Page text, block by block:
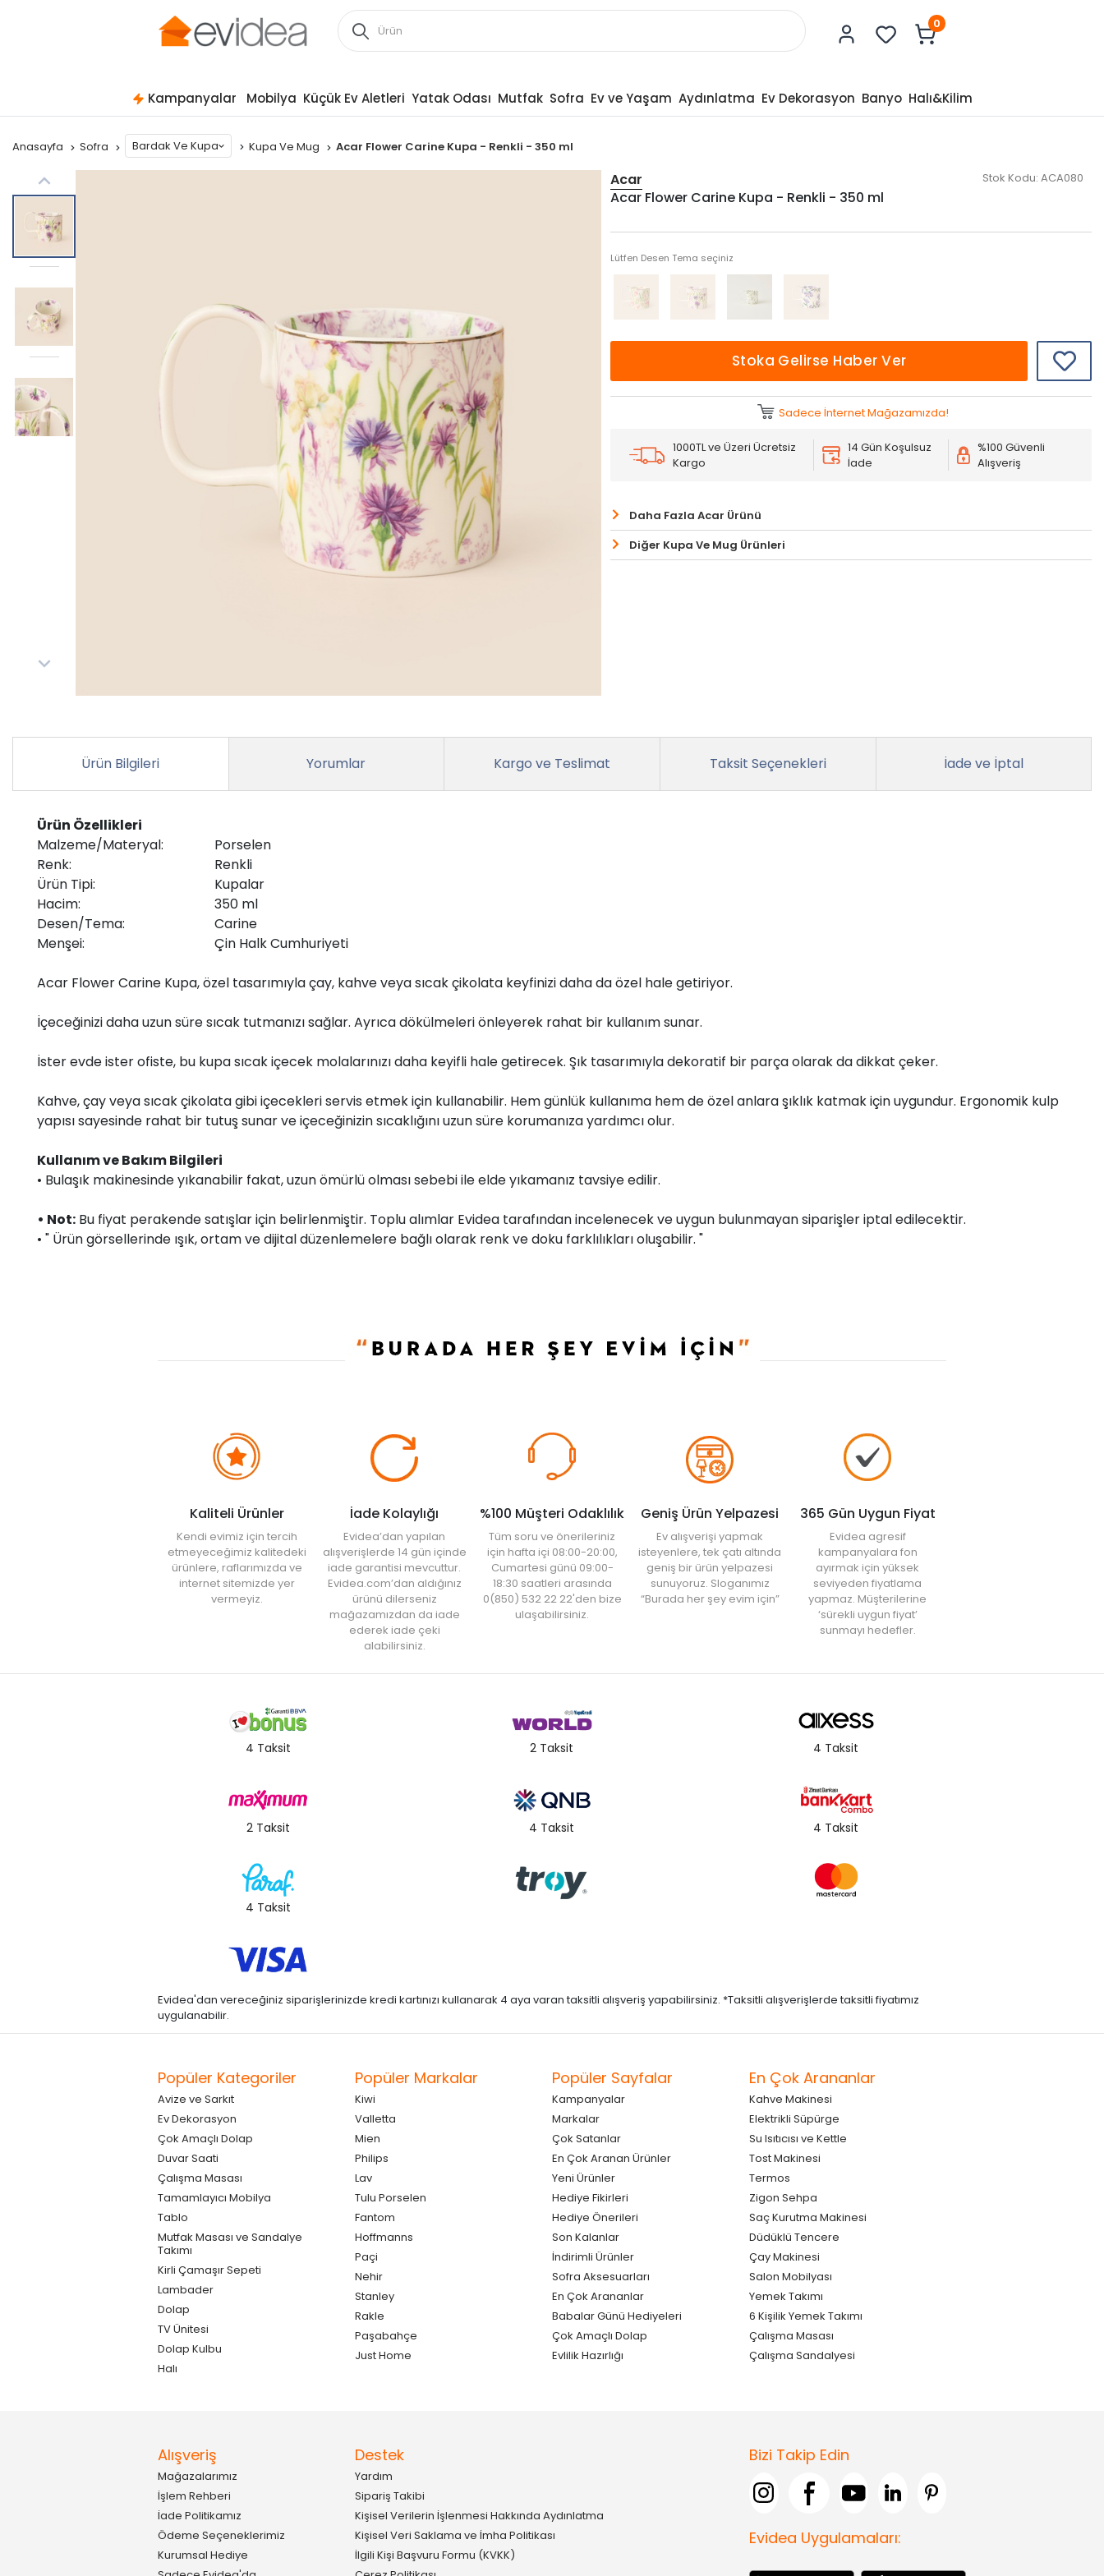
0
Kampanyalar Mobilya Küçük Ev Aletleri Yatak Odası Mutfak Sofra Ev ve Yaşam Aydınlatma Ev Dekorasyon Banyo Halı&Kilim
Anasayfa Sofra Bardak Ve Kupa Kupa Ve Mug Acar Flower Carine Kupa - Renkli - 350 ml
Acar Stok Kodu: ACA080
Acar Flower Carine Kupa - Renkli - 350 ml
Lütfen Desen Tema seçiniz
Stoka Gelirse Haber Ver
Sadece İnternet Mağazamızda!
1000TL ve Üzeri Ücretsiz
Kargo
14 Gün Koşulsuz
İade
%100 Güvenli
Alışveriş
Daha Fazla Acar Ürünü
Diğer Kupa Ve Mug Ürünleri
Ürün Bilgileri Yorumlar Kargo ve Teslimat Taksit Seçenekleri İade ve İptal
Ürün Özellikleri
Malzeme/Materyal:
Porselen
Renk:
Renkli
Ürün Tipi:
Kupalar
Hacim:
350 ml
Desen/Tema:
Carine
Menşei:
Çin Halk Cumhuriyeti
Acar Flower Carine Kupa, özel tasarımıyla çay, kahve veya sıcak çikolata keyfinizi daha da özel hale getiriyor.
İçeceğinizi daha uzun süre sıcak tutmanızı sağlar. Ayrıca dökülmeleri önleyerek rahat bir kullanım sunar.
İster evde ister ofiste, bu kupa sıcak içecek molalarınızı daha keyifli hale getirecek. Şık tasarımıyla dekoratif bir parça olarak da dikkat çeker.
Kahve, çay veya sıcak çikolata gibi içecekleri servis etmek için kullanabilir. Hem günlük kullanıma hem de özel anlara şıklık katmak için uygundur. Ergonomik kulp
yapısı sayesinde rahat bir tutuş sunar ve içeceğinizin sıcaklığını uzun süre korumanıza yardımcı olur.
Kullanım ve Bakım Bilgileri
• Bulaşık makinesinde yıkanabilir fakat, uzun ömürlü olması sebebi ile elde yıkamanız tavsiye edilir.
• Not: Bu fiyat perakende satışlar için belirlenmiştir. Toplu alımlar Evidea tarafından incelenecek ve uygun bulunmayan siparişler iptal edilecektir.
• " Ürün görsellerinde ışık, ortam ve dijital düzenlemelere bağlı olarak renk ve doku farklılıkları oluşabilir. "
Kaliteli Ürünler
Kendi evimiz için tercih
etmeyeceğimiz kalitedeki
ürünlere, raflarımızda ve
internet sitemizde yer
vermeyiz.
İade Kolaylığı
Evidea’dan yapılan
alışverişlerde 14 gün içinde
iade garantisi mevcuttur.
Evidea.com’dan aldığınız
ürünü dilerseniz
mağazamızdan da iade
ederek iade çeki
alabilirsiniz.
%100 Müşteri Odaklılık
Tüm soru ve önerileriniz
için hafta içi 08:00-20:00,
Cumartesi günü 09:00-
18:30 saatleri arasında
0(850) 532 22 22'den bize
ulaşabilirsiniz.
Geniş Ürün Yelpazesi
Ev alışverişi yapmak
isteyenlere, tek çatı altında
geniş bir ürün yelpazesi
sunuyoruz. Sloganımız
“Burada her şey evim için”
365 Gün Uygun Fiyat
Evidea agresif
kampanyalara fon
ayırmak için yüksek
seviyeden fiyatlama
yapmaz. Müşterilerine
‘sürekli uygun fiyat’
sunmayı hedefler.
4 Taksit 2 Taksit 4 Taksit
2 Taksit 4 Taksit 4 Taksit
4 Taksit
Evidea'dan vereceğiniz siparişlerinizde kredi kartınızı kullanarak 4 aya varan taksitli alışveriş yapabilirsiniz. *Taksitli alışverişlerde taksitli fiyatımız
uygulanabilir.
Popüler Kategoriler
Avize ve Sarkıt
Ev Dekorasyon
Çok Amaçlı Dolap
Duvar Saati
Çalışma Masası
Tamamlayıcı Mobilya
Tablo
Mutfak Masası ve Sandalye
Takımı
Kirli Çamaşır Sepeti
Lambader
Dolap
TV Ünitesi
Dolap Kulbu
Halı
Popüler Markalar
Kiwi
Valletta
Mien
Philips
Lav
Tulu Porselen
Fantom
Hoffmanns
Paçi
Nehir
Stanley
Rakle
Paşabahçe
Just Home
Popüler Sayfalar
Kampanyalar
Markalar
Çok Satanlar
En Çok Aranan Ürünler
Yeni Ürünler
Hediye Fikirleri
Hediye Önerileri
Son Kalanlar
İndirimli Ürünler
Sofra Aksesuarları
En Çok Arananlar
Babalar Günü Hediyeleri
Çok Amaçlı Dolap
Evlilik Hazırlığı
En Çok Arananlar
Kahve Makinesi
Elektrikli Süpürge
Su Isıtıcısı ve Kettle
Tost Makinesi
Termos
Zigon Sehpa
Saç Kurutma Makinesi
Düdüklü Tencere
Çay Makinesi
Salon Mobilyası
Yemek Takımı
6 Kişilik Yemek Takımı
Çalışma Masası
Çalışma Sandalyesi
Alışveriş
Mağazalarımız
İşlem Rehberi
İade Politikamız
Ödeme Seçeneklerimiz
Kurumsal Hediye
Destek
Yardım
Sipariş Takibi
Kişisel Verilerin İşlenmesi Hakkında Aydınlatma
Kişisel Veri Saklama ve İmha Politikası
İlgili Kişi Başvuru Formu (KVKK)
Bizi Takip Edin
Evidea Uygulamaları: